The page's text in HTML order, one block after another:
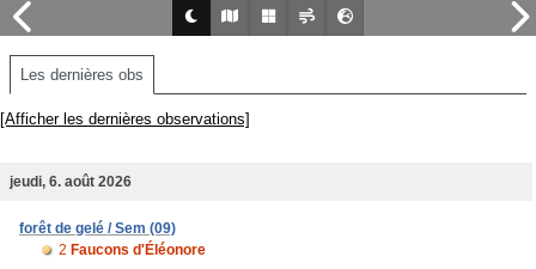
Les dernières obs
[Afficher les dernières observations]
jeudi, 6. août 2026
forêt de gelé / Sem (09)
2 Faucons d'Éléonore